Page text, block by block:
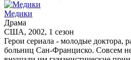
Медики
Драма
США, 2002, 1 сезон
Герои сериала - молодые доктора,
больниц Сан-Франциско. Совсем